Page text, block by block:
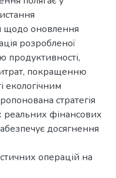
щодо оновлення
розробленої
продуктивності,
покращенню
екологічним
стратегія
фінансових
досягнення
операцій на